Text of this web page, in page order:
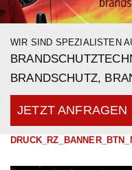
WIR SIND SPEZIALISTEN
BRANDSCHUTZ,
JETZT ANFRAGEN